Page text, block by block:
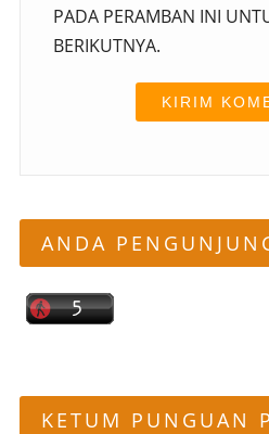
PADA PERAMBAN INI
BERIKUTNYA.
ANDA
KETUM PUNGUAN